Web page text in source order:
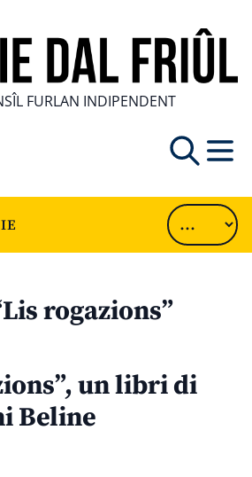
FURLAN INDIPENDENT
rogazions”
un libri di
Beline